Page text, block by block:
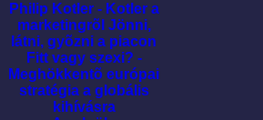
Philip Kotler - Kotler a
marketingrõl Jönni,
látni, gyõzni a piacon
Fitt vagy szexi? -
Meghökkentõ európai
stratégia a globális
kihívásra